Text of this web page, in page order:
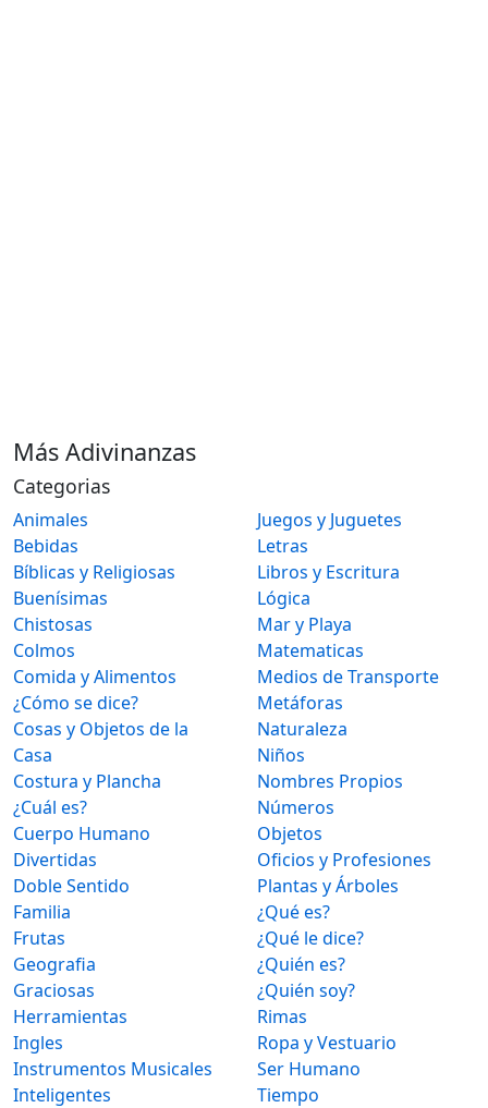
Más Adivinanzas
Categorias
Animales
Bebidas
Bíblicas y Religiosas
Buenísimas
Chistosas
Colmos
Comida y Alimentos
¿Cómo se dice?
Cosas y Objetos de la
Casa
Costura y Plancha
¿Cuál es?
Cuerpo Humano
Divertidas
Doble Sentido
Familia
Frutas
Geografia
Graciosas
Herramientas
Ingles
Instrumentos Musicales
Inteligentes
Juegos y Juguetes
Letras
Libros y Escritura
Lógica
Mar y Playa
Matematicas
Medios de Transporte
Metáforas
Naturaleza
Niños
Nombres Propios
Números
Objetos
Oficios y Profesiones
Plantas y Árboles
¿Qué es?
¿Qué le dice?
¿Quién es?
¿Quién soy?
Rimas
Ropa y Vestuario
Ser Humano
Tiempo